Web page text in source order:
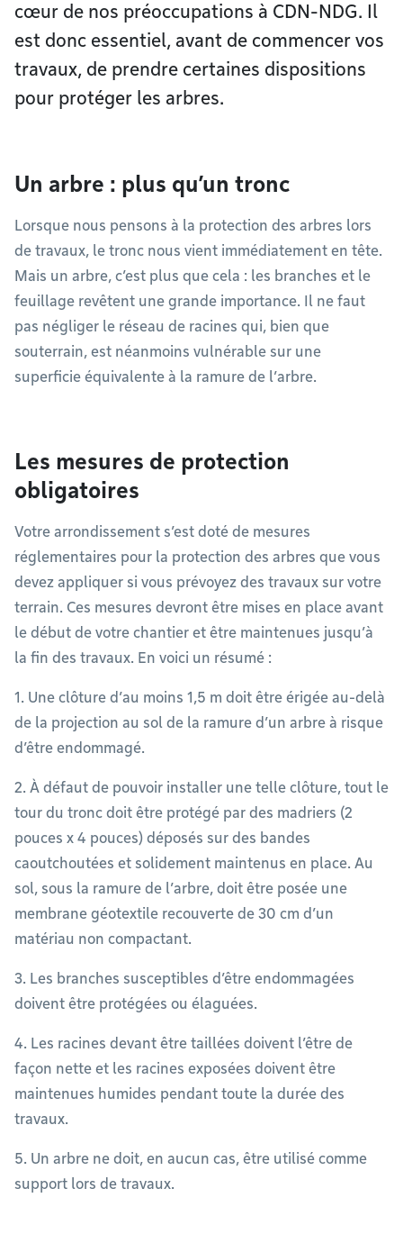
cœur de nos préoccupations à CDN-NDG. Il
est donc essentiel, avant de commencer vos
travaux, de prendre certaines dispositions
pour protéger les arbres.
Un arbre : plus qu’un tronc
Lorsque nous pensons à la protection des arbres lors
de travaux, le tronc nous vient immédiatement en tête.
Mais un arbre, c’est plus que cela : les branches et le
feuillage revêtent une grande importance. Il ne faut
pas négliger le réseau de racines qui, bien que
souterrain, est néanmoins vulnérable sur une
superficie équivalente à la ramure de l’arbre.
Les mesures de protection
obligatoires
Votre arrondissement s’est doté de mesures
réglementaires pour la protection des arbres que vous
devez appliquer si vous prévoyez des travaux sur votre
terrain. Ces mesures devront être mises en place avant
le début de votre chantier et être maintenues jusqu’à
la fin des travaux. En voici un résumé :
1. Une clôture d’au moins 1,5 m doit être érigée au-delà
de la projection au sol de la ramure d’un arbre à risque
d’être endommagé.
2. À défaut de pouvoir installer une telle clôture, tout le
tour du tronc doit être protégé par des madriers (2
pouces x 4 pouces) déposés sur des bandes
caoutchoutées et solidement maintenus en place. Au
sol, sous la ramure de l’arbre, doit être posée une
membrane géotextile recouverte de 30 cm d’un
matériau non compactant.
3. Les branches susceptibles d’être endommagées
doivent être protégées ou élaguées.
4. Les racines devant être taillées doivent l’être de
façon nette et les racines exposées doivent être
maintenues humides pendant toute la durée des
travaux.
5. Un arbre ne doit, en aucun cas, être utilisé comme
support lors de travaux.